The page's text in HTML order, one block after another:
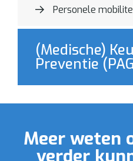
Personele
(Medische)
Preventie
Meer weten
verder